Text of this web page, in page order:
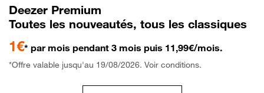
Deezer Premium
Toutes les nouveautés, tous les classiques
1€* par mois pendant 3 mois puis 11,99€/mois.
*Offre valable jusqu'au 19/08/2026. Voir conditions.